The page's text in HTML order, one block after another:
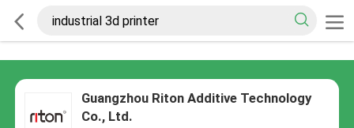
Guangzhou Riton Additive Technology
Co., Ltd.